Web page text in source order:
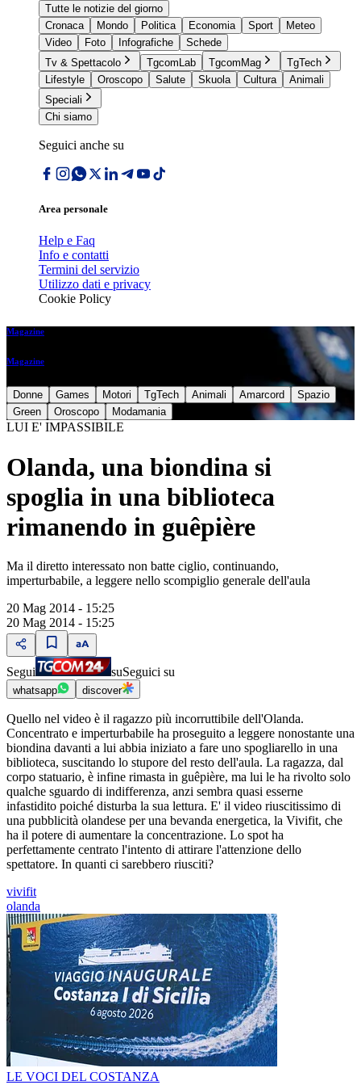
Tutte le notizie del giorno
Cronaca
Mondo Politica Economia Sport
Meteo
Video
Foto Infografiche
Schede
Tv & Spettacolo
TgcomLab TgcomMag
TgTech
Lifestyle
Oroscopo Salute Skuola Cultura
Animali
Speciali
Chi siamo
Seguici anche su
Area personale
Help e Faq
Info e contatti
Termini del servizio
Utilizzo dati e privacy
Cookie Policy
Magazine
Magazine
Donne Games Motori TgTech Animali Amarcord
Spazio
Green
Oroscopo Modamania
LUI E' IMPASSIBILE
Olanda, una biondina si
spoglia in una biblioteca
rimanendo in guêpière
Ma il diretto interessato non batte ciglio, continuando,
imperturbabile, a leggere nello scompiglio generale dell'aula
20 Mag 2014 - 15:25
20 Mag 2014 - 15:25
Segui suSeguici su
whatsapp discover
Quello nel video è il ragazzo più incorruttibile dell'Olanda.
Concentrato e imperturbabile ha proseguito a leggere nonostante una
biondina davanti a lui abbia iniziato a fare uno spogliarello in una
biblioteca, suscitando lo stupore del resto dell'aula. La ragazza, dal
corpo statuario, è infine rimasta in guêpière, ma lui le ha rivolto solo
qualche sguardo di indifferenza, anzi sembra quasi esserne
infastidito poiché disturba la sua lettura. E' il video riuscitissimo di
una pubblicità olandese per una bevanda energetica, la Vivifit, che
ha il potere di aumentare la concentrazione. Lo spot ha
perfettamente centrato l'intento di attirare l'attenzione dello
spettatore. In quanti ci sarebbero riusciti?
vivifit
olanda
LE VOCI DEL COSTANZA